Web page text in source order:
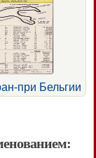
при Бельгии